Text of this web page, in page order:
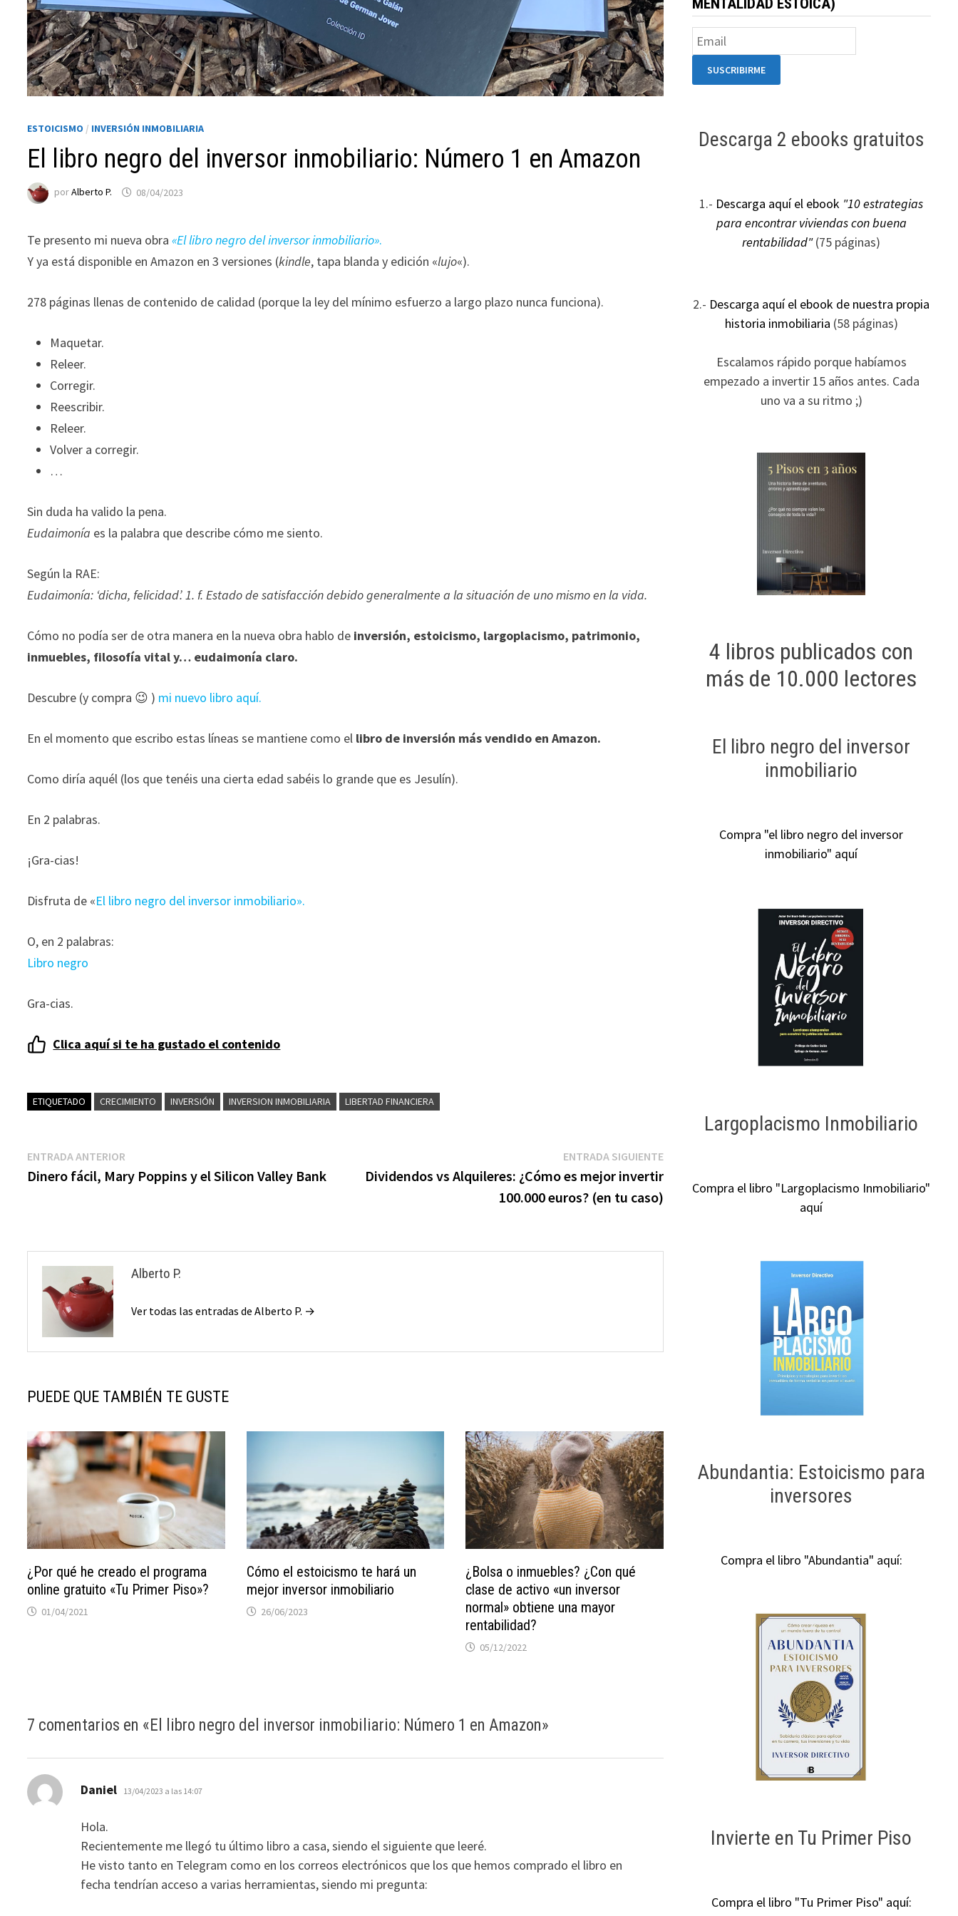
ESTOICISMO / INVERSIÓN INMOBILIARIA
El libro negro del inversor inmobiliario: Número 1 en Amazon
porAlberto P. 08/04/2023
Te presento mi nueva obra«El libro negro del inversor inmobiliario».
Y ya está disponible en Amazon en 3 versiones (kindle, tapa blanda y edición «lujo«).
278 páginas llenas de contenido de calidad (porque la ley del mínimo esfuerzo a largo plazo nunca funciona).
Maquetar.
Releer.
Corregir.
Reescribir.
Releer.
Volver a corregir.
…
Sin duda ha valido la pena.
Eudaimonía es la palabra que describe cómo me siento.
Según la RAE:
Eudaimonía: ‘dicha, felicidad’. 1. f. Estado de satisfacción debido generalmente a la situación de uno mismo en la vida.
Cómo no podía ser de otra manera en la nueva obra hablo de inversión, estoicismo, largoplacismo, patrimonio,
inmuebles, filosofía vital y… eudaimonía claro.
Descubre (y compra 😉 ) mi nuevo libro aquí.
En el momento que escribo estas líneas se mantiene como el libro de inversión más vendido en Amazon.
Como diría aquél (los que tenéis una cierta edad sabéis lo grande que es Jesulín).
En 2 palabras.
¡Gra-cias!
Disfruta de «El libro negro del inversor inmobiliario».
O, en 2 palabras:
Libro negro
Gra-cias.
Clica aquí si te ha gustado el contenido
ETIQUETADO CRECIMIENTO INVERSIÓN INVERSION INMOBILIARIA LIBERTAD FINANCIERA
Navegación
de
ENTRADA ANTERIOR
anterior:
Dinero fácil, Mary Poppins y el Silicon Valley Bank
ENTRADA SIGUIENTEEntrada
siguiente:
Dividendos vs Alquileres: ¿Cómo es mejor invertir
100.000 euros? (en tu caso)
Alberto P.
Ver todas las entradas de Alberto P. →
PUEDE QUE TAMBIÉN TE GUSTE
¿Por qué he creado el programa
online gratuito «Tu Primer Piso»?
01/04/2021
Cómo el estoicismo te hará un
mejor inversor inmobiliario
26/06/2023
¿Bolsa o inmuebles? ¿Con qué
clase de activo «un inversor
normal» obtiene una mayor
rentabilidad?
05/12/2022
7 comentarios en «El libro negro del inversor inmobiliario: Número 1 en Amazon»
Daniel dice:
13/04/2023 a las 14:07
Hola.
Recientemente me llegó tu último libro a casa, siendo el siguiente que leeré.
He visto tanto en Telegram como en los correos electrónicos que los que hemos comprado el libro en
fecha tendrían acceso a varias herramientas, siendo mi pregunta:
MENTALIDAD ESTOICA)
Descarga 2 ebooks gratuitos
1.- Descarga aquí el ebook "10 estrategias
para encontrar viviendas con buena
rentabilidad"(75 páginas)
2.- Descarga aquí el ebook de nuestra propia
historia inmobiliaria (58 páginas)
Escalamos rápido porque habíamos
empezado a invertir 15 años antes. Cada
uno va a su ritmo ;)
4 libros publicados con
más de 10.000 lectores
El libro negro del inversor
inmobiliario
Compra "el libro negro del inversor
inmobiliario" aquí
Largoplacismo Inmobiliario
Compra el libro "Largoplacismo Inmobiliario"
aquí
Abundantia: Estoicismo para
inversores
Compra el libro "Abundantia" aquí:
Invierte en Tu Primer Piso
Compra el libro "Tu Primer Piso" aquí:
web.
Estadísticas
Para que
funcionalidad
y estructura
de la web, en
base a cómo
se usa la web.
Experiencia
Para que
funcione lo
visita. Si
rechaza estas
cookies,
algunas
desaparecerán
de la web.
Al compartir tus
intereses y
mientras visitas
nuestro sitio,
aumentas la
ver contenido y
personalizados.